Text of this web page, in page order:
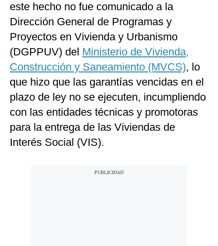
este hecho no fue comunicado a la
Dirección General de Programas y
Proyectos en Vivienda y Urbanismo
(DGPPUV) del Ministerio de Vivienda,
Construcción y Saneamiento (MVCS), lo
que hizo que las garantías vencidas en el
plazo de ley no se ejecuten, incumpliendo
con las entidades técnicas y promotoras
para la entrega de las Viviendas de
Interés Social (VIS).